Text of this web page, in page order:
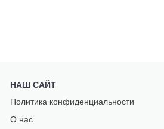
НАШ САЙТ
Политика конфиденциальности
О нас